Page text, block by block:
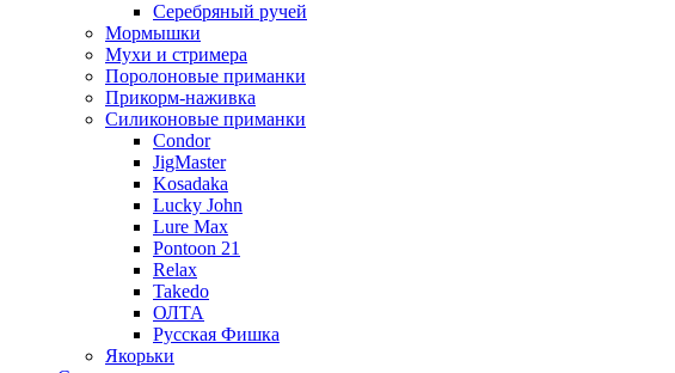
Серебряный ручей
Мормышки
Мухи и стримера
Поролоновые приманки
Прикорм-наживка
Силиконовые приманки
Condor
JigMaster
Kosadaka
Lucky John
Lure Max
Pontoon 21
Relax
Takedo
ОЛТА
Русская Фишка
Якорьки